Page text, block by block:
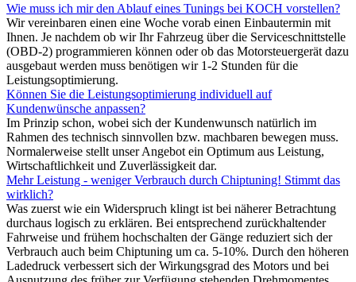
Wie muss ich mir den Ablauf eines Tunings bei KOCH vorstellen?
Wir vereinbaren einen eine Woche vorab einen Einbautermin mit
Ihnen. Je nachdem ob wir Ihr Fahrzeug über die Serviceschnittstelle
(OBD-2) programmieren können oder ob das Motorsteuergerät dazu
ausgebaut werden muss benötigen wir 1-2 Stunden für die
Leistungsoptimierung.
Können Sie die Leistungsoptimierung individuell auf
Kundenwünsche anpassen?
Im Prinzip schon, wobei sich der Kundenwunsch natürlich im
Rahmen des technisch sinnvollen bzw. machbaren bewegen muss.
Normalerweise stellt unser Angebot ein Optimum aus Leistung,
Wirtschaftlichkeit und Zuverlässigkeit dar.
Mehr Leistung - weniger Verbrauch durch Chiptuning! Stimmt das
wirklich?
Was zuerst wie ein Widerspruch klingt ist bei näherer Betrachtung
durchaus logisch zu erklären. Bei entsprechend zurückhaltender
Fahrweise und frühem hochschalten der Gänge reduziert sich der
Verbrauch auch beim Chiptuning um ca. 5-10%. Durch den höheren
Ladedruck verbessert sich der Wirkungsgrad des Motors und bei